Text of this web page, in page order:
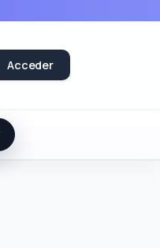
Acceder